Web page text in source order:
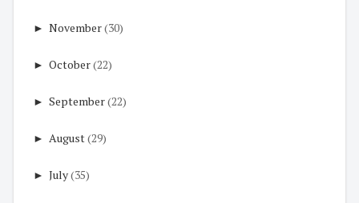
► November(30)
► October(22)
► September(22)
► August(29)
► July(35)